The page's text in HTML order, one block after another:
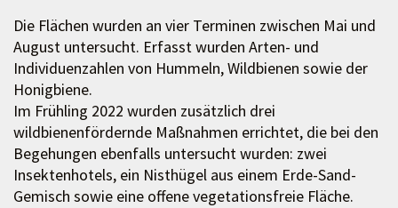
Die Flächen wurden an vier Terminen zwischen Mai und
August untersucht. Erfasst wurden Arten- und
Individuenzahlen von Hummeln, Wildbienen sowie der
Honigbiene.
Im Frühling 2022 wurden zusätzlich drei
wildbienenfördernde Maßnahmen errichtet, die bei den
Begehungen ebenfalls untersucht wurden: zwei
Insektenhotels, ein Nisthügel aus einem Erde-Sand-
Gemisch sowie eine offene vegetationsfreie Fläche.